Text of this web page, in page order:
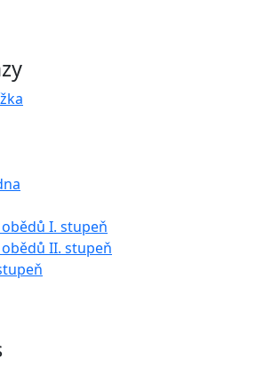
I. stupeň
II. stupeň